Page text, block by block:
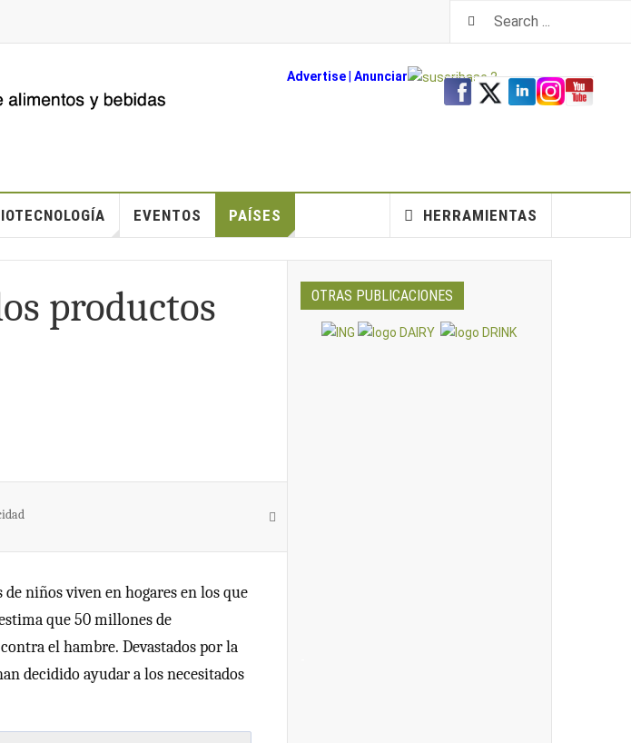
Advertise| Anunciar
EVENTOS PAÍSES HERRAMIENTAS
productos
niños viven en hogares en los que
que 50 millones de
el hambre. Devastados por la
decidido ayudar a los necesitados
OTRAS PUBLICACIONES